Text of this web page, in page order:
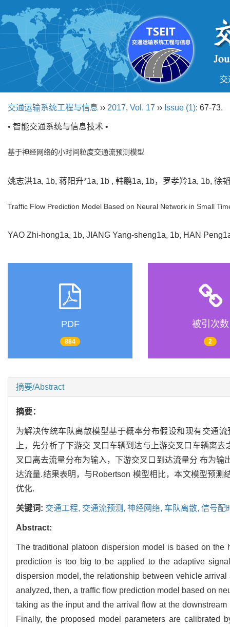
交
交通运输系统工程与信息 ›› 2017, Vol. 17 ›› Issue (1): 67-73.
• 智能交通系统与信息技术 •
基于神经网络的小时间粒度交通流预测模型
姚志洪1a, 1b, 蒋阳升*1a, 1b , 韩鹏1a, 1b，罗孝羚1a, 1b,
Traffic Flow Prediction Model Based on Neural Network in Small
YAO Zhi-hong1a, 1b, JIANG Yang-sheng1a, 1b, HAN
PDF
884
被引次数
2
摘要/Abstract
摘要：
为解决传统车队离散模型基于概率分布假设和现有交通
上，先分析了下游交 叉口车辆到达与上游交叉口车辆离
叉口离去流量分布为输入，下游交叉口到达流量分 布为
达流量.结果表明，与Robertson 模型相比，本文模型预
优化.
关键词: 交通工程, 交通流预测, 神经网络, 车队离散, 信号配
Abstract:
The traditional platoon dispersion model is based on
prediction is too big to be applied to the adaptive
dispersion model, the relationship between vehicle
analyzed, then, a traffic flow prediction model based on
taking as the input and the arrival flow at the
Finally, the proposed model parameters are